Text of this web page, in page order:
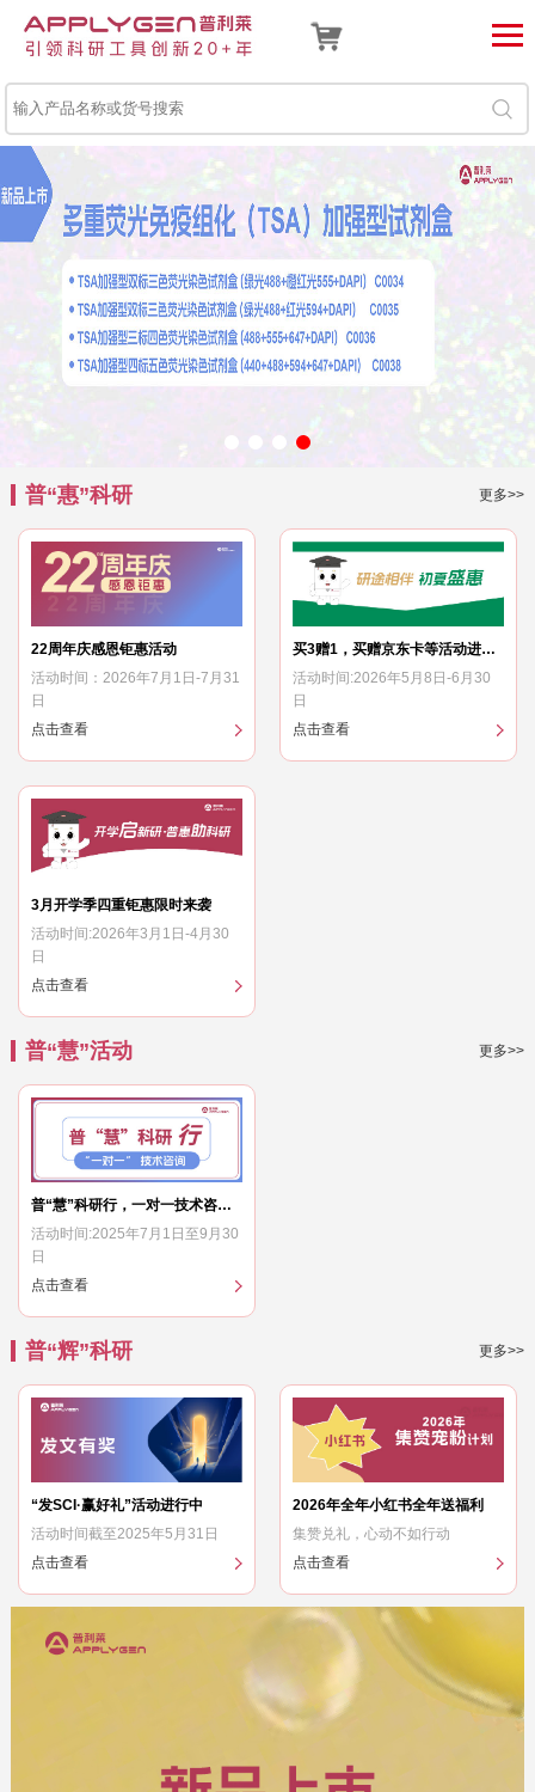
普“惠”科研 更多>>
22周年庆感恩钜惠活动
活动时间：2026年7月1日-7月31
日
点击查看
买3赠1，买赠京东卡等活动进行中
活动时间:2026年5月8日-6月30
日
点击查看
3月开学季四重钜惠限时来袭
活动时间:2026年3月1日-4月30
日
点击查看
普“慧”活动 更多>>
普“慧”科研行，一对一技术咨询活动
活动时间:2025年7月1日至9月30
日
点击查看
普“辉”科研 更多>>
“发SCI·赢好礼”活动进行中
活动时间截至2025年5月31日
点击查看
2026年全年小红书全年送福利
集赞兑礼，心动不如行动
点击查看